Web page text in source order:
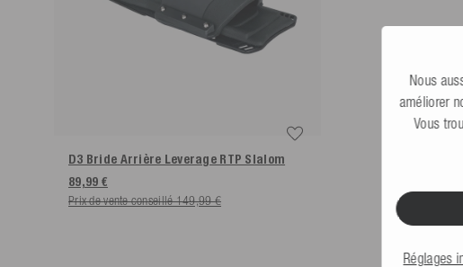
D3 Bride Arrière Leverage RTP Slalom
89,99 €
Prix de vente conseillé 149,99 €
Nous
améliorer
Vous
Réglages